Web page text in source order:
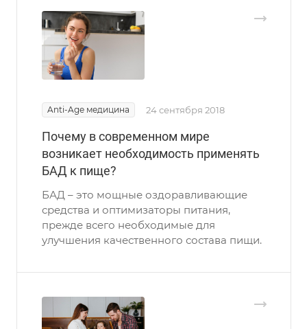
Anti-Age медицина 24 сентября 2018
Почему в современном мире
возникает необходимость применять
БАД к пище?
БАД – это мощные оздоравливающие
средства и оптимизаторы питания,
прежде всего необходимые для
улучшения качественного состава пищи.